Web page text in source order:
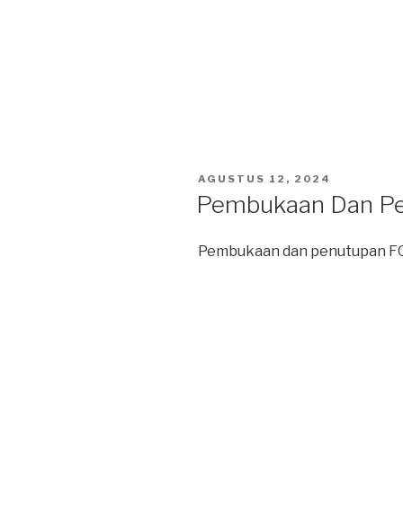
POSTED
AGUSTUS 12, 2024
Pembukaan Dan
Pembukaan dan penutupan